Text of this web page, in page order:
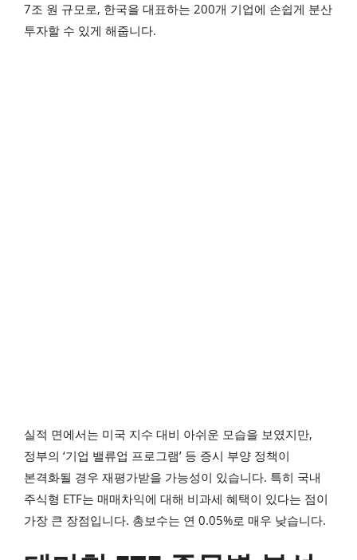
7조 원 규모로, 한국을 대표하는 200개 기업에 손쉽게 분산
투자할 수 있게 해줍니다.
실적 면에서는 미국 지수 대비 아쉬운 모습을 보였지만,
정부의 ‘기업 밸류업 프로그램’ 등 증시 부양 정책이
본격화될 경우 재평가받을 가능성이 있습니다. 특히 국내
주식형 ETF는 매매차익에 대해 비과세 혜택이 있다는 점이
가장 큰 장점입니다. 총보수는 연 0.05%로 매우 낮습니다.